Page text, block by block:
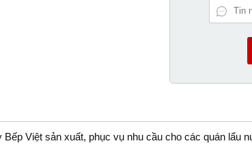
Việt sản xuất, phục vụ nhu cầu cho các quán lẩu